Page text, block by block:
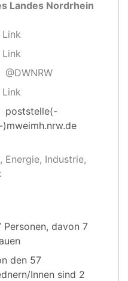
Landes Nordrhein
Link
Link
@DWNRW
Link
poststelle(-
)mweimh.nrw.de
Industrie,
Personen, davon 7
den 57
Innen sind 2